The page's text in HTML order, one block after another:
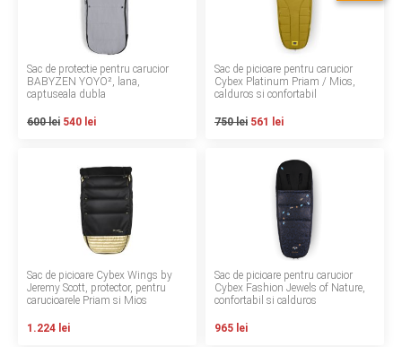
JUCARII
MARSUPII BEBELUSI
BALANSOARE COPII
BABY MONITORS
Sac de protectie pentru carucior
BABYZEN YOYO², lana,
captuseala dubla
600 lei 540 lei
Sac de picioare pentru carucior
Cybex Platinum Priam / Mios,
calduros si confortabil
750 lei 561 lei
Sac de picioare Cybex Wings by
Jeremy Scott, protector, pentru
carucioarele Priam si Mios
1.224 lei
Sac de picioare pentru carucior
Cybex Fashion Jewels of Nature,
confortabil si calduros
965 lei